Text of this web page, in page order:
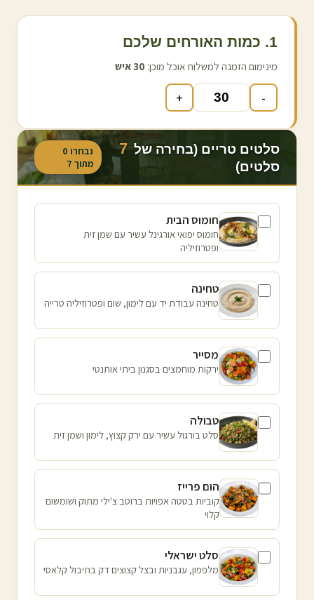
1. כמות האורחים שלכם
מינימום הזמנה למשלוח אוכל מוכן: 30איש
-
+
סלטים טריים (בחירה של 7
סלטים)
נבחרו 0
מתוך 7
חומוס הבית
חומוס יפואי אורגינל עשיר עם שמן זית
ופטרוזיליה
טחינה
טחינה עבודת יד עם לימון, שום ופטרוזיליה טרייה
מסייר
ירקות מוחמצים בסגנון ביתי אותנטי
טבולה
סלט בורגול עשיר עם ירק קצוץ, לימון ושמן זית
הום פרייז
קוביות בטטה אפויות ברוטב צ'ילי מתוק ושומשום
קלוי
סלט ישראלי
מלפפון, עגבניות ובצל קצוצים דק בתיבול קלאסי